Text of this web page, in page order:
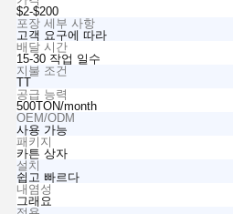
$2-$200
포장 세부 사항
고객 요구에 따라
배달 시간
15-30 작업 일수
지불 조건
TT
공급 능력
500TON/month
OEM/ODM
사용 가능
패키지
카튼 상자
설치
쉽고 빠르다
내염성
그래요